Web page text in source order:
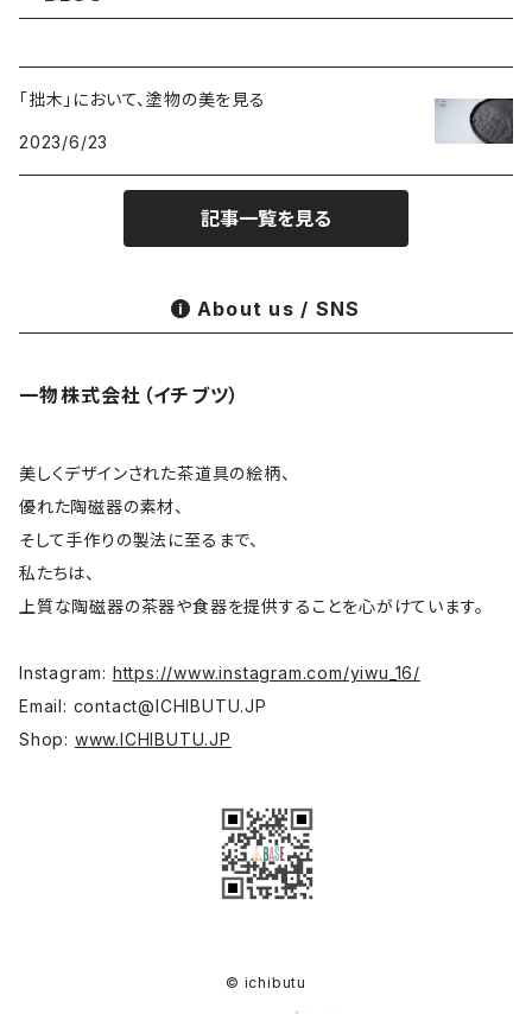
布・絲・植物繊維
蓋碗
酒器
花器
皿
碗 鉢
台所
相馬佳織
姜栄華
月立窯 中尾心啓
アサ佳
色原昌希
内田好美
「拙木」において、塗物の美を見る
2023/6/23
記事一覧を見る
About us / SNS
一物株式会社（イチブツ）
美しくデザインされた茶道具の絵柄、
優れた陶磁器の素材、
そして手作りの製法に至るまで、
私たちは、
上質な陶磁器の茶器や食器を提供することを心がけています。
Instagram: https://www.instagram.com/yiwu_16/
Email: contact@ICHIBUTU.JP
Shop: www.ICHIBUTU.JP
© ichibutu